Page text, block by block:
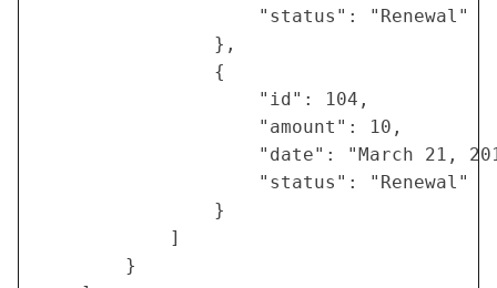
                    "status": "Renewal"
                },
                {
                    "id": 104,
                    "amount": 10,
"date": "March 21,
                    "status": "Renewal"
                }
            ]
        }